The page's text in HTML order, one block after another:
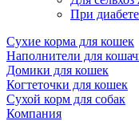
При диабете
Сухие корма для кошек
Наполнители для
Домики для кошек
Когтеточки для кошек
Сухой корм для собак
Компания